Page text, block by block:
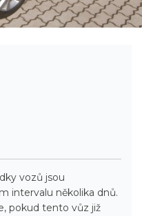
vozů jsou
intervalu několika dnů.
pokud tento vůz již